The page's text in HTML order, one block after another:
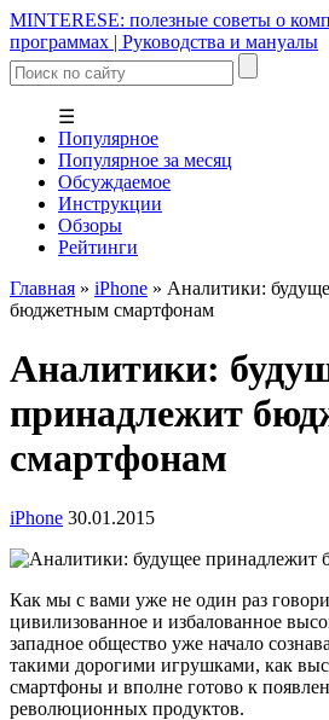
MINTERESE: полезные советы о
программах | Руководства и мануалы
☰
Популярное
Популярное за месяц
Обсуждаемое
Инструкции
Обзоры
Рейтинги
Главная » iPhone » Аналитики:
бюджетным смартфонам
Аналитики:
принадлежит
смартфонам
iPhone 30.01.2015
Как мы с вами уже не один раз
цивилизованное и избалованное
западное общество уже начало
такими дорогими игрушками, как
смартфоны и вполне готово к
революционных продуктов.